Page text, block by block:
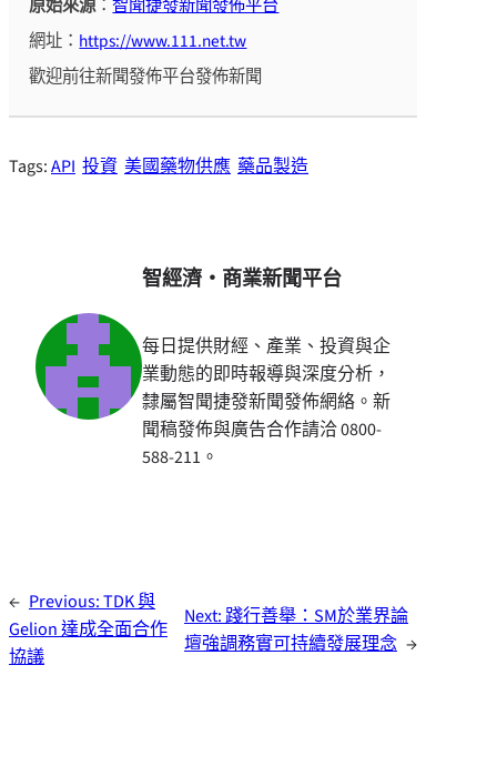
原始來源：智聞捷發新聞發佈平台
網址： https://www.111.net.tw
歡迎前往新聞發佈平台發佈新聞
Tags:API 投資 美國藥物供應 藥品製造
智經濟・商業新聞平台
每日提供財經、產業、投資與企
業動態的即時報導與深度分析，
隸屬智聞捷發新聞發佈網絡。新
聞稿發佈與廣告合作請洽 0800-
588-211。
← Previous:TDK 與
Gelion 達成全面合作
協議
Next:踐行善舉：SM於業界論
壇強調務實可持續發展理念 →